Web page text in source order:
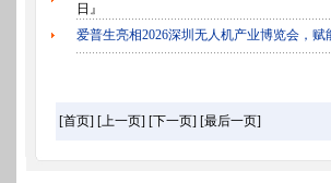
日』
爱普生亮相2026深圳无人机产业博览会，赋
[首页] [上一页] [下一页] [最后一页]